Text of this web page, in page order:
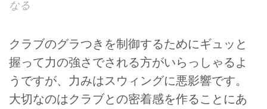
なる
クラブのグラつきを制御するためにギュッと
握って力の強さでされる方がいらっしゃるよ
うですが、力みはスウィングに悪影響です。
大切なのはクラブとの密着感を作ることにあ